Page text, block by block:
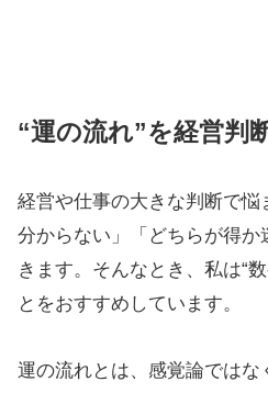
“運の流れ”を経営判
経営や仕事の大きな判断で
分からない」「どちらが得か
きます。そんなとき、私は“
とをおすすめしています。
運の流れとは、感覚論ではな